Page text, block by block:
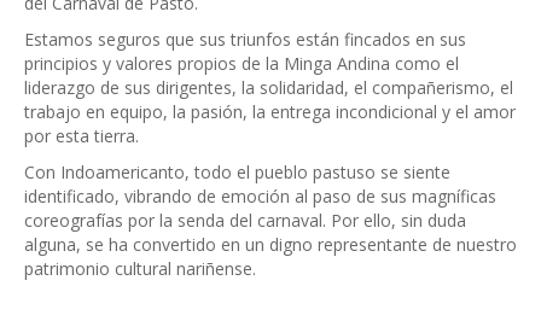
Estamos seguros que sus triunfos están fincados en sus
principios y valores propios de la Minga Andina como el
liderazgo de sus dirigentes, la solidaridad, el compañerismo, el
trabajo en equipo, la pasión, la entrega incondicional y el amor
por esta tierra.
Con Indoamericanto, todo el pueblo pastuso se siente
identificado, vibrando de emoción al paso de sus magníficas
coreografías por la senda del carnaval. Por ello, sin duda
alguna, se ha convertido en un digno representante de nuestro
patrimonio cultural nariñense.